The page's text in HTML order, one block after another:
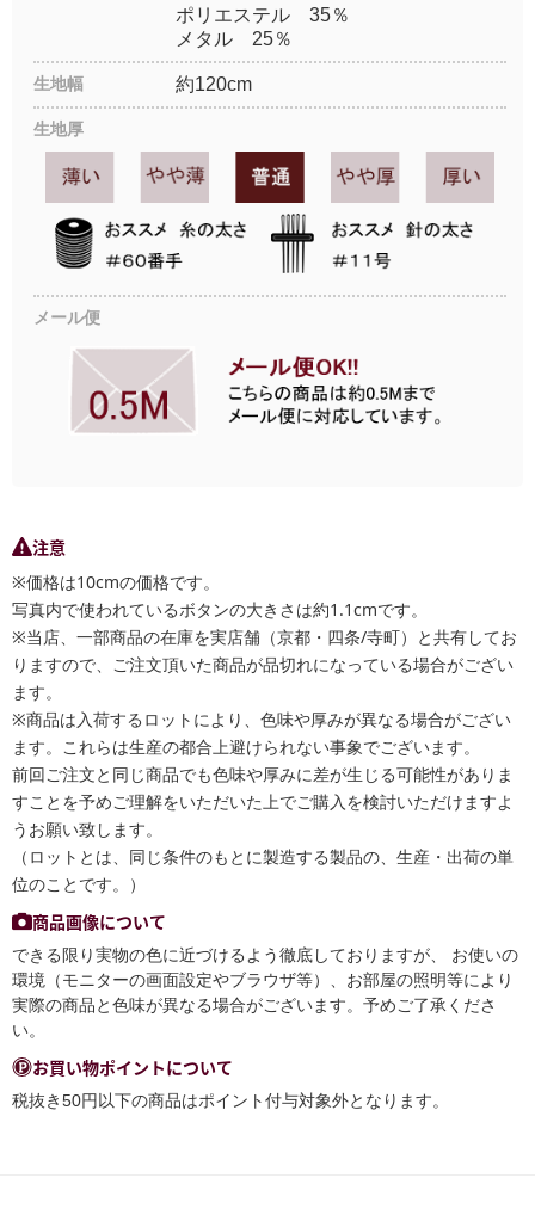
ポリエステル 35％
メタル 25％
生地幅 約120cm
生地厚
メール便
注意
※価格は10cmの価格です。
写真内で使われているボタンの大きさは約1.1cmです。
※当店、一部商品の在庫を実店舗（京都・四条/寺町）と共有してお
りますので、ご注文頂いた商品が品切れになっている場合がござい
ます。
※商品は入荷するロットにより、色味や厚みが異なる場合がござい
ます。これらは生産の都合上避けられない事象でございます。
前回ご注文と同じ商品でも色味や厚みに差が生じる可能性がありま
すことを予めご理解をいただいた上でご購入を検討いただけますよ
うお願い致します。
（ロットとは、同じ条件のもとに製造する製品の、生産・出荷の単
位のことです。）
商品画像について
できる限り実物の色に近づけるよう徹底しておりますが、 お使いの
環境（モニターの画面設定やブラウザ等）、お部屋の照明等により
実際の商品と色味が異なる場合がございます。予めご了承くださ
い。
お買い物ポイントについて
税抜き50円以下の商品はポイント付与対象外となります。